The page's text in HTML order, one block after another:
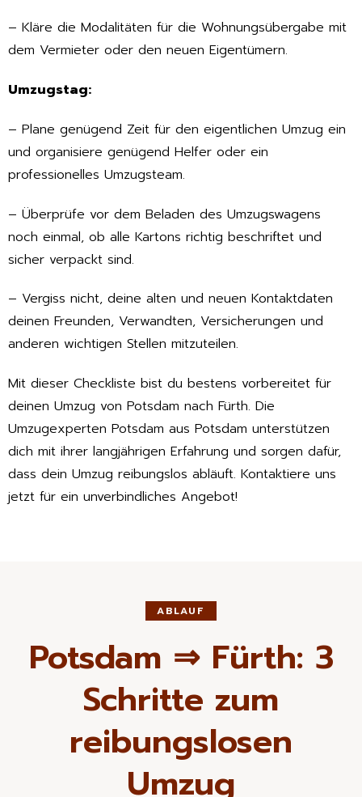
– Kläre die Modalitäten für die Wohnungsübergabe mit
dem Vermieter oder den neuen Eigentümern.
Umzugstag:
– Plane genügend Zeit für den eigentlichen Umzug ein
und organisiere genügend Helfer oder ein
professionelles Umzugsteam.
– Überprüfe vor dem Beladen des Umzugswagens
noch einmal, ob alle Kartons richtig beschriftet und
sicher verpackt sind.
– Vergiss nicht, deine alten und neuen Kontaktdaten
deinen Freunden, Verwandten, Versicherungen und
anderen wichtigen Stellen mitzuteilen.
Mit dieser Checkliste bist du bestens vorbereitet für
deinen Umzug von Potsdam nach Fürth. Die
Umzugexperten Potsdam aus Potsdam unterstützen
dich mit ihrer langjährigen Erfahrung und sorgen dafür,
dass dein Umzug reibungslos abläuft. Kontaktiere uns
jetzt für ein unverbindliches Angebot!
ABLAUF
Potsdam ⇒ Fürth: 3
Schritte zum
reibungslosen
Umzug